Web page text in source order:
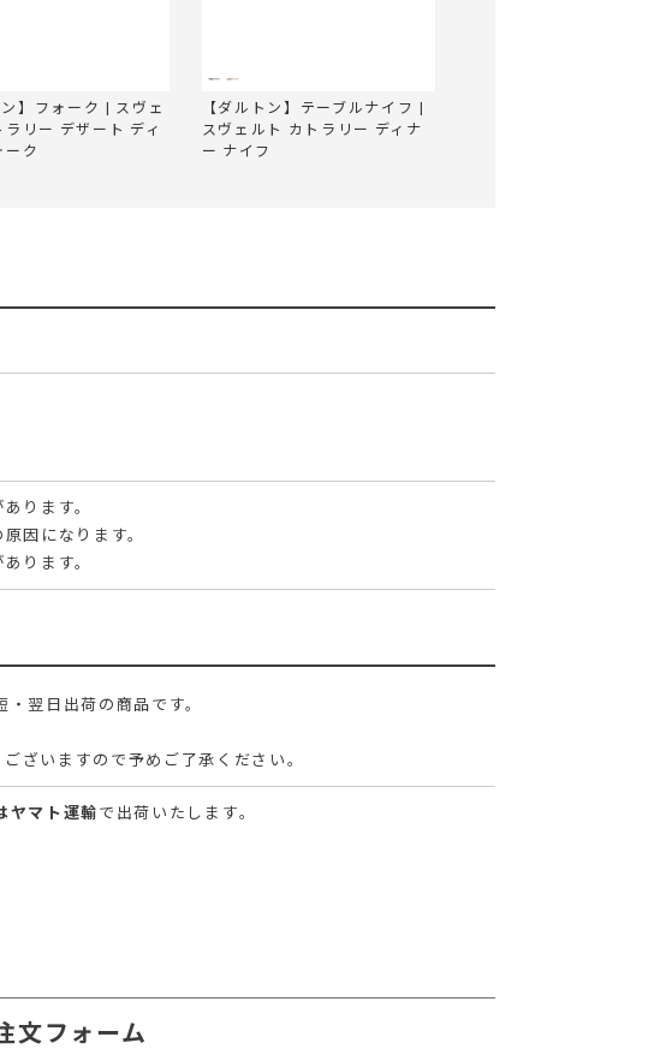
ン】フォーク | スヴェ
ラリー デザート ディ
ーク
【ダルトン】テーブルナイフ |
スヴェルト カトラリー ディナ
ー ナイフ
ります。
因になります。
ります。
翌日出荷の商品です。
ざいますので予めご了承ください。
ヤマト運輸で出荷いたします。
文フォーム